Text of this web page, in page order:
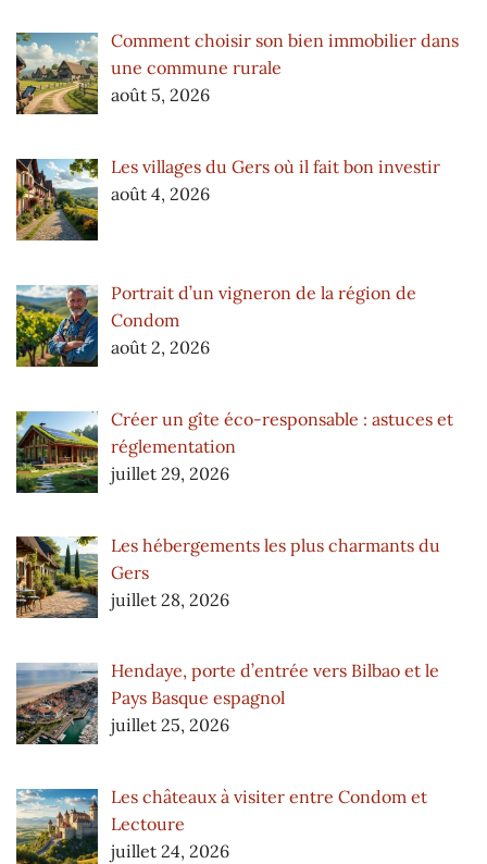
Comment choisir son bien immobilier dans
une commune rurale
août 5, 2026
Les villages du Gers où il fait bon investir
août 4, 2026
Portrait d’un vigneron de la région de
Condom
août 2, 2026
Créer un gîte éco-responsable : astuces et
réglementation
juillet 29, 2026
Les hébergements les plus charmants du
Gers
juillet 28, 2026
Hendaye, porte d’entrée vers Bilbao et le
Pays Basque espagnol
juillet 25, 2026
Les châteaux à visiter entre Condom et
Lectoure
juillet 24, 2026